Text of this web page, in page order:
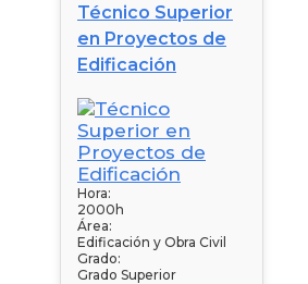
Técnico Superior
en Proyectos de
Edificación
Hora:
2000h
Área:
Edificación y Obra Civil
Grado:
Grado Superior